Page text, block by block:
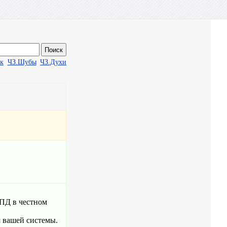
ЧЗ.Шубы ЧЗ.Духи
в честном
вашей системы.